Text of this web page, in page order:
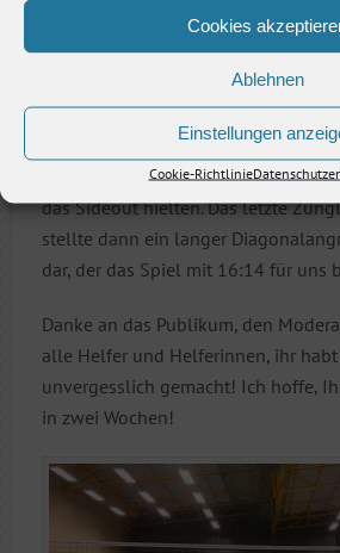
Cookies
Ablehnen
Einstellungen
Cookie-Richtlinie
Satz fünf war ein Kopf-an-Kopf
Buche steht. Weiterhin getragen von
Stückrad Kombination auf dem
Annahmeriegels machten wir stetig
Ähnlich sah es auf Oelsnitzer Seite
das Sideout hielten. Das letzte
stellte dann ein langer
dar, der das Spiel mit 16:14 für uns
Danke an das Publikum, den
alle Helfer und Helferinnen, ihr habt
unvergesslich gemacht! Ich hoffe,
in zwei Wochen!